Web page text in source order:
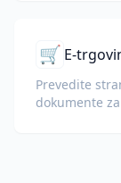
🛒 E-
Prevedite
dokumente